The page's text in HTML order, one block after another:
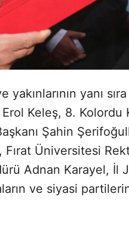
yanı
Keleş, 8. Kolordu
Şahin
Fırat Üniversitesi
Adnan Karayel, İl
ve siyasi